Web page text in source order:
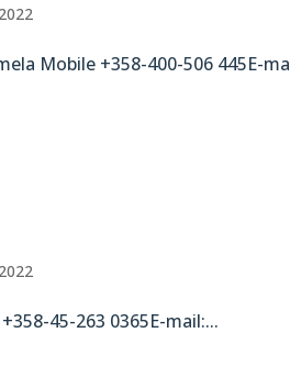
Mobile +358-400-506 445E-
45-263 0365E-mail:...